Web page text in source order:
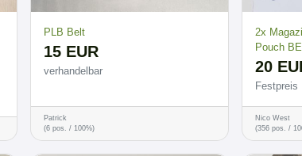
PLB Belt
15 EUR
verhandelbar
Patrick
(6 pos. / 100%)
2x
Pouch
20
Festpreis
Nico West
(356 pos. /